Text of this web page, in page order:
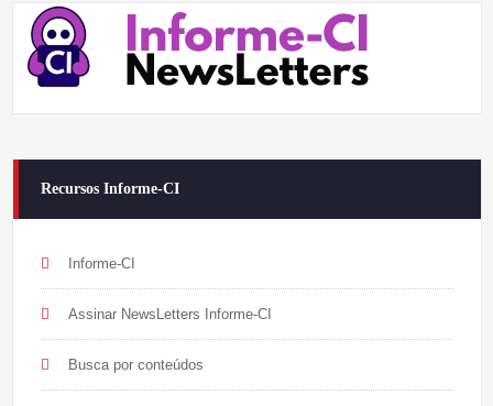
Recursos Informe-CI
Informe-CI
Assinar NewsLetters Informe-CI
Busca por conteúdos